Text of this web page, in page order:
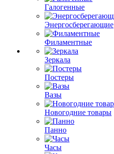
Галогенные
Энергосберегающие
Филаментные
Зеркала
Постеры
Вазы
Новогодние товары
Панно
Часы